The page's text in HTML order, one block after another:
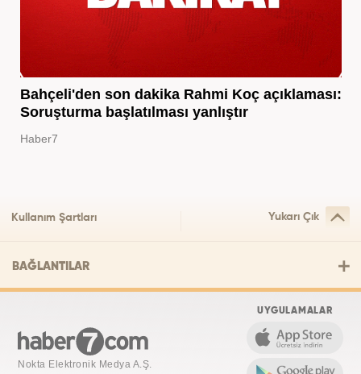
Bahçeli'den son dakika Rahmi Koç açıklaması:
Soruşturma başlatılması yanlıştır
Haber7
Kullanım Şartları Yukarı Çık
BAĞLANTILAR
Nokta Elektronik Medya A.Ş.
UYGULAMALAR